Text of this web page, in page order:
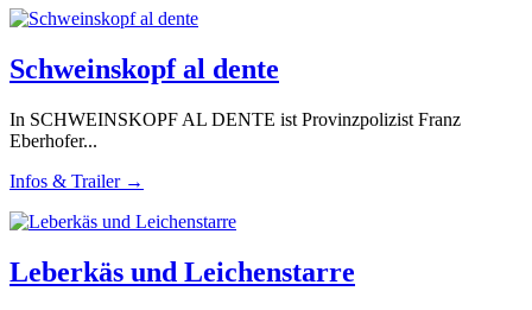
Schweinskopf al dente
In SCHWEINSKOPF AL DENTE ist Provinzpolizist Franz
Eberhofer...
Infos & Trailer →
Leberkäs und Leichenstarre